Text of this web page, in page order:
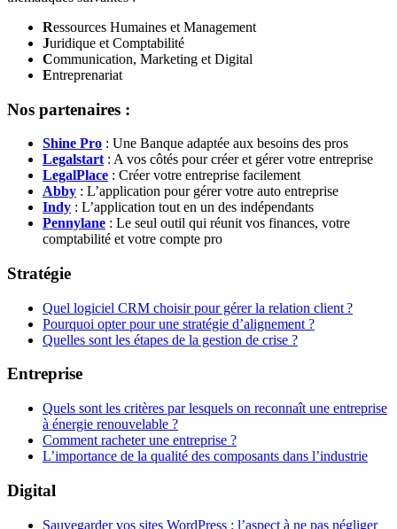
Ressources Humaines et Management
Juridique et Comptabilité
Communication, Marketing et Digital
Entreprenariat
Nos partenaires :
Shine Pro : Une Banque adaptée aux besoins des pros
Legalstart : A vos côtés pour créer et gérer votre entreprise
LegalPlace : Créer votre entreprise facilement
Abby : L’application pour gérer votre auto entreprise
Indy : L’application tout en un des indépendants
Pennylane : Le seul outil qui réunit vos finances, votre
comptabilité et votre compte pro
Stratégie
Quel logiciel CRM choisir pour gérer la relation client ?
Pourquoi opter pour une stratégie d’alignement ?
Quelles sont les étapes de la gestion de crise ?
Entreprise
Quels sont les critères par lesquels on reconnaît une entreprise
à énergie renouvelable ?
Comment racheter une entreprise ?
L’importance de la qualité des composants dans l’industrie
Digital
Sauvegarder vos sites WordPress : l’aspect à ne pas négliger